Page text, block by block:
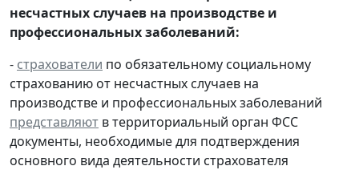
несчастных случаев на производстве и
профессиональных заболеваний:
- страхователи по обязательному социальному
страхованию от несчастных случаев на
производстве и профессиональных заболеваний
представляют в территориальный орган ФСС
документы, необходимые для подтверждения
основного вида деятельности страхователя